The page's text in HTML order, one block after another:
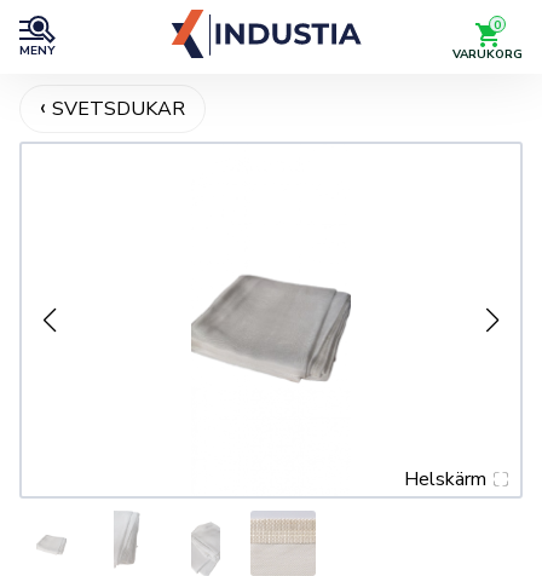
MENY
0
VARUKORG
SVETSDUKAR
Helskärm